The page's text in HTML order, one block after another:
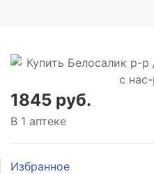
1845 руб.
В 1 аптеке
Избранное